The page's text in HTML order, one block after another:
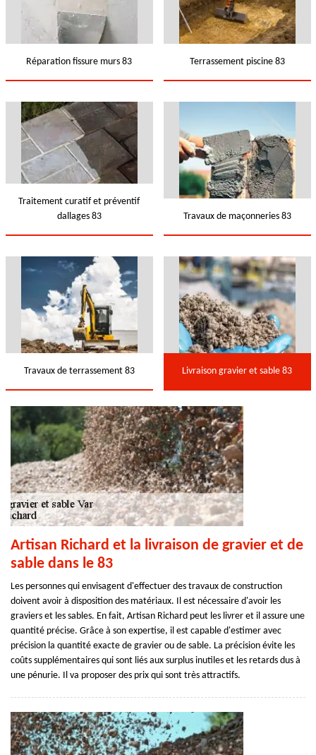
Réparation fissure murs 83 Terrassement piscine 83
Traitement curatif et préventif
dallages 83
Travaux de maçonneries 83
Travaux de terrassement 83 Livraison gravier et sable 83
Artisan Richard et la livraison de gravier et de
sable dans le 83
Les personnes qui envisagent d'effectuer des travaux de construction
doivent avoir à disposition des matériaux. Il est nécessaire d'avoir les
graviers et les sables. En fait, Artisan Richard peut les livrer et il assure une
quantité précise. Grâce à son expertise, il est capable d'estimer avec
précision la quantité exacte de gravier ou de sable. La précision évite les
coûts supplémentaires qui sont liés aux surplus inutiles et les retards dus à
une pénurie. Il va proposer des prix qui sont très attractifs.